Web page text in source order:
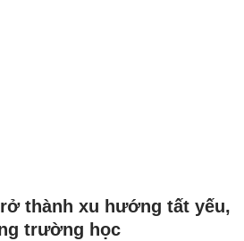
thành xu hướng tất yếu,
trường học